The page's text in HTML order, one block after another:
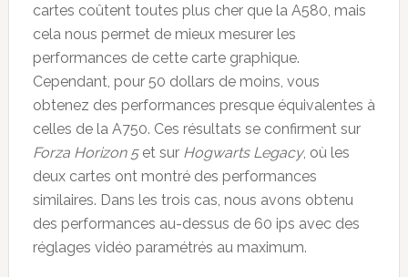
cartes coûtent toutes plus cher que la A580, mais
cela nous permet de mieux mesurer les
performances de cette carte graphique.
Cependant, pour 50 dollars de moins, vous
obtenez des performances presque équivalentes à
celles de la A750. Ces résultats se confirment sur
Forza Horizon 5et sur Hogwarts Legacy, où les
deux cartes ont montré des performances
similaires. Dans les trois cas, nous avons obtenu
des performances au-dessus de 60 ips avec des
réglages vidéo paramétrés au maximum.